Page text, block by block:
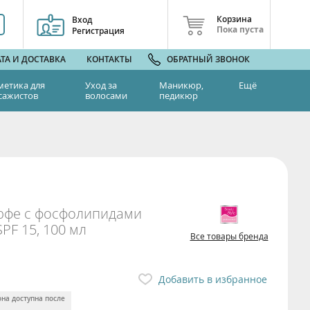
Вход
Регистрация
Корзина
Пока пуста
И ДОСТАВКА КОНТАКТЫ ОБРАТНЫЙ ЗВОНОК
для
Уход за
волосами
Маникюр,
педикюр
Ещё
с фосфолипидами
15, 100 мл
Все товары бренда
Добавить в избранное
доступна после